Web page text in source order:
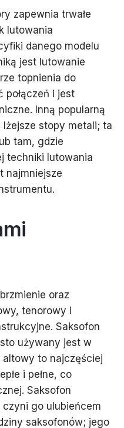
zapewnia trwałe
lutowania
danego modelu
jest lutowanie
topnienia do
połączeń i jest
Inną popularną
stopy metali; ta
tam, gdzie
techniki lutowania
najmniejsze
oraz
tenorowy i
Saksofon
używany jest w
altowy to najczęściej
i pełne, co
Saksofon
go ulubieńcem
saksofonów; jego